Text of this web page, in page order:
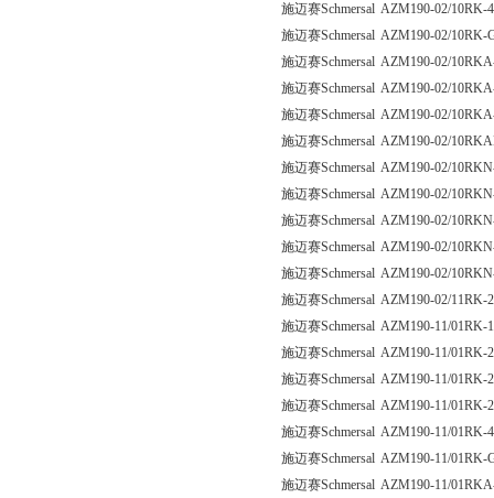
施迈赛Schmersal AZM190-02/10RK-
施迈赛Schmersal AZM190-02/10RK-
施迈赛Schmersal AZM190-02/
施迈赛Schmersal AZM190-02/
施迈赛Schmersal AZM190-02/
施迈赛Schmersal AZM190-02/
施迈赛Schmersal AZM190-02/
施迈赛Schmersal AZM190-02/
施迈赛Schmersal AZM190-02/
施迈赛Schmersal AZM190-02/
施迈赛Schmersal AZM190-02/
施迈赛Schmersal AZM190-02/11RK-
施迈赛Schmersal AZM190-11/01RK-
施迈赛Schmersal AZM190-11/01RK-
施迈赛Schmersal AZM190-11/01RK-
施迈赛Schmersal AZM190-11/01RK-
施迈赛Schmersal AZM190-11/01RK-
施迈赛Schmersal AZM190-11/01RK-
施迈赛Schmersal AZM190-11/